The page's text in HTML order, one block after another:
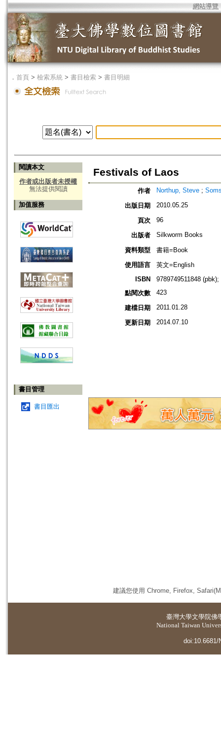
網站導覽
． 首頁 > 檢索系統 > 書目檢索 > 書目明細
閱讀本文
作者或出版者未授權
無法提供閱讀
加值服務
書目管理
書目匯出
Festivals of Laos
作者 Northup, Steve ;
出版日期 2010.05.25
頁次 96
出版者 Silkworm Books
資料類型
書籍=Book
使用語言
英文=English
ISBN
9789749511848
點閱次數
423
建檔日期 2011.01.28
更新日期 2014.07.10
建議您使用 Chrome, Firefox,
臺灣大學文學院佛
National Taiwan
doi:10.6681/